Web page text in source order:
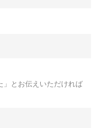
」とお伝えいただければ